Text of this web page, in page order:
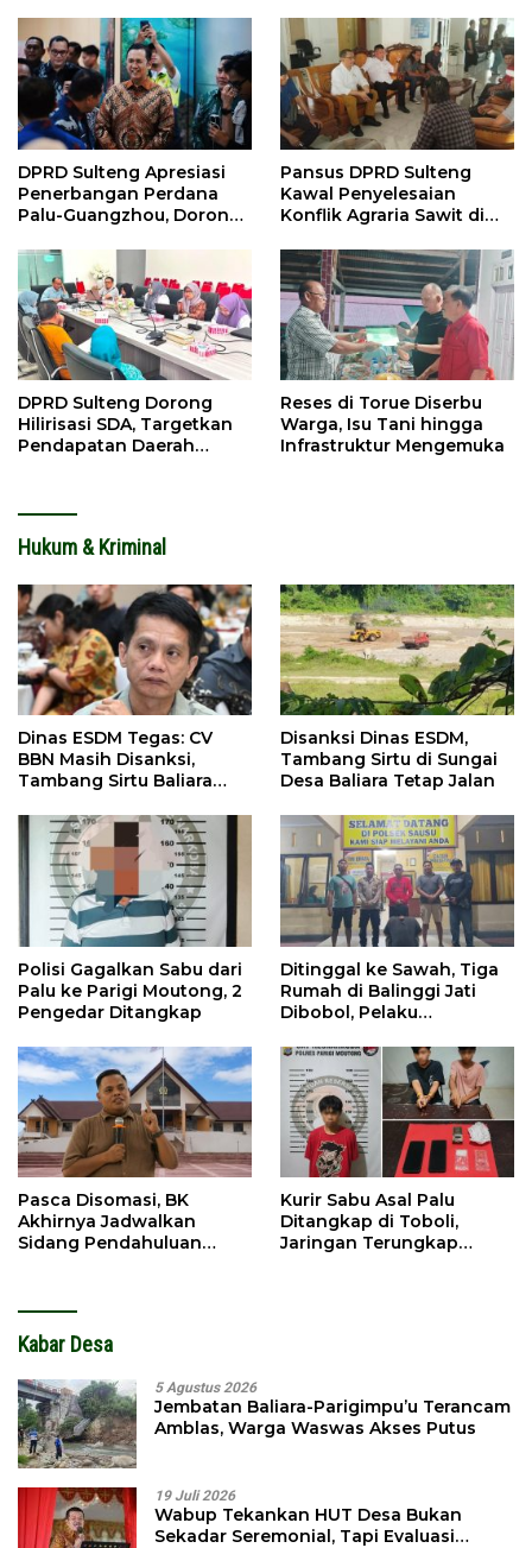
DPRD Sulteng Apresiasi
Penerbangan Perdana
Palu-Guangzhou, Dorong
Pansus DPRD Sulteng
Kawal Penyelesaian
Konflik Agraria Sawit di
DPRD Sulteng Dorong
Hilirisasi SDA, Targetkan
Pendapatan Daerah
Reses di Torue Diserbu
Warga, Isu Tani hingga
Infrastruktur Mengemuka
Hukum & Kriminal
Dinas ESDM Tegas: CV
BBN Masih Disanksi,
Tambang Sirtu Baliara
Disanksi Dinas ESDM,
Tambang Sirtu di Sungai
Desa Baliara Tetap Jalan
Polisi Gagalkan Sabu dari
Palu ke Parigi Moutong, 2
Pengedar Ditangkap
Ditinggal ke Sawah, Tiga
Rumah di Balinggi Jati
Dibobol, Pelaku
Pasca Disomasi, BK
Akhirnya Jadwalkan
Sidang Pendahuluan
Kurir Sabu Asal Palu
Ditangkap di Toboli,
Jaringan Terungkap
Kabar Desa
5 Agustus 2026
Jembatan Baliara-Parigimpu’u Terancam
Amblas, Warga Waswas Akses Putus
19 Juli 2026
Wabup Tekankan HUT Desa Bukan
Sekadar Seremonial, Tapi Evaluasi